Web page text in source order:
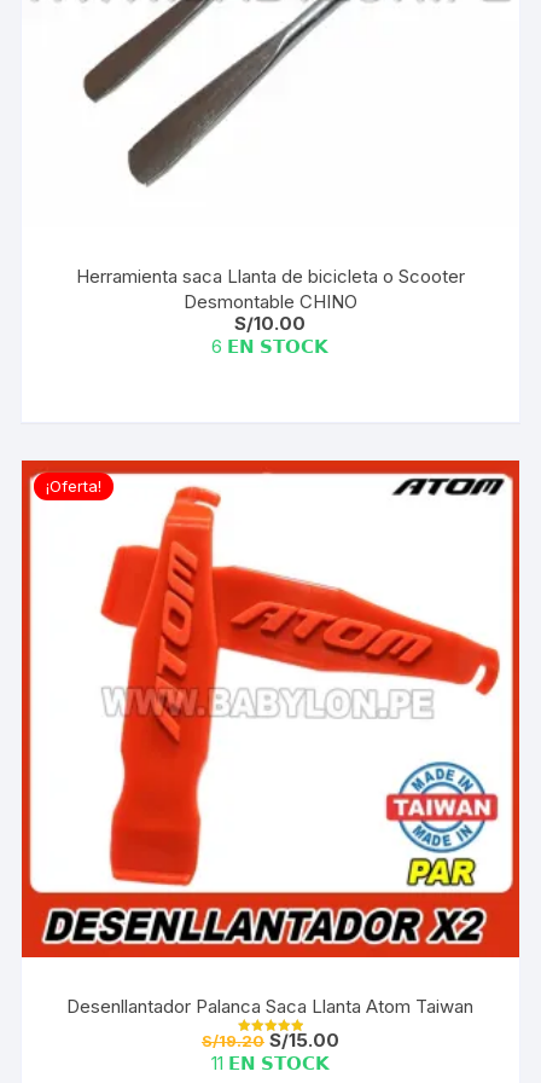
Herramienta saca Llanta de bicicleta o Scooter
Desmontable CHINO
S/10.00
6 𝗘𝗡 𝗦𝗧𝗢𝗖𝗞
¡Oferta!
Desenllantador Palanca Saca Llanta Atom Taiwan
Valorado con
5.00
de 5
S/19.20 El
precio
original
S/15.00El
11 𝗘𝗡 𝗦𝗧𝗢𝗖𝗞